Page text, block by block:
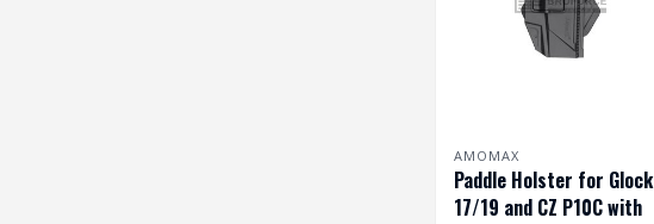
AMOMAX
Paddle Holster for Glock
17/19 and CZ P10C with